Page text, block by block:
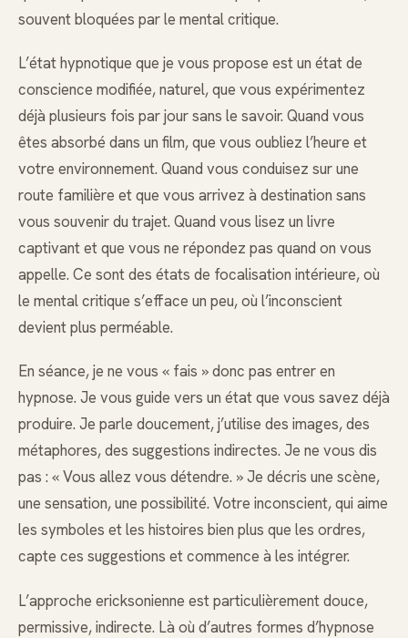
souvent bloquées par le mental critique.
L’état hypnotique que je vous propose est un état de
conscience modifiée, naturel, que vous expérimentez
déjà plusieurs fois par jour sans le savoir. Quand vous
êtes absorbé dans un film, que vous oubliez l’heure et
votre environnement. Quand vous conduisez sur une
route familière et que vous arrivez à destination sans
vous souvenir du trajet. Quand vous lisez un livre
captivant et que vous ne répondez pas quand on vous
appelle. Ce sont des états de focalisation intérieure, où
le mental critique s’efface un peu, où l’inconscient
devient plus perméable.
En séance, je ne vous « fais » donc pas entrer en
hypnose. Je vous guide vers un état que vous savez déjà
produire. Je parle doucement, j’utilise des images, des
métaphores, des suggestions indirectes. Je ne vous dis
pas : « Vous allez vous détendre. » Je décris une scène,
une sensation, une possibilité. Votre inconscient, qui aime
les symboles et les histoires bien plus que les ordres,
capte ces suggestions et commence à les intégrer.
L’approche ericksonienne est particulièrement douce,
permissive, indirecte. Là où d’autres formes d’hypnose